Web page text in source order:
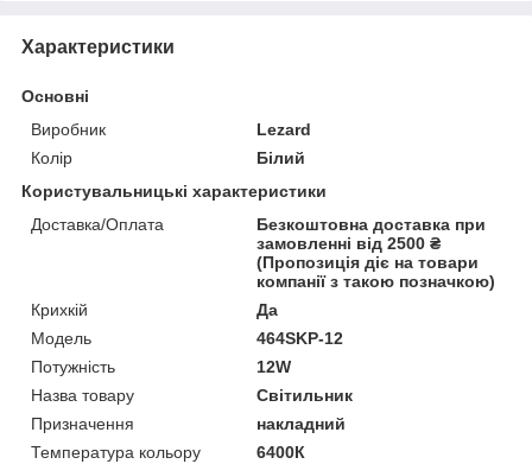
Характеристики
Основні
Виробник
Lezard
Колір
Білий
Користувальницькі характеристики
Доставка/Оплата
Безкоштовна доставка при
замовленні від 2500 ₴
(Пропозиція діє на товари
компанії з такою позначкою)
Крихкій
Да
Мoдель
464SKP-12
Потужність
12W
Назва товару
Світильник
Призначення
накладний
Температура кольору
6400К